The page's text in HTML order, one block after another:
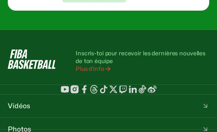
Inscris-toi pour recevoir les dernières nouvelles
de ton équipe
Plus d'info
Vidéos
Photos